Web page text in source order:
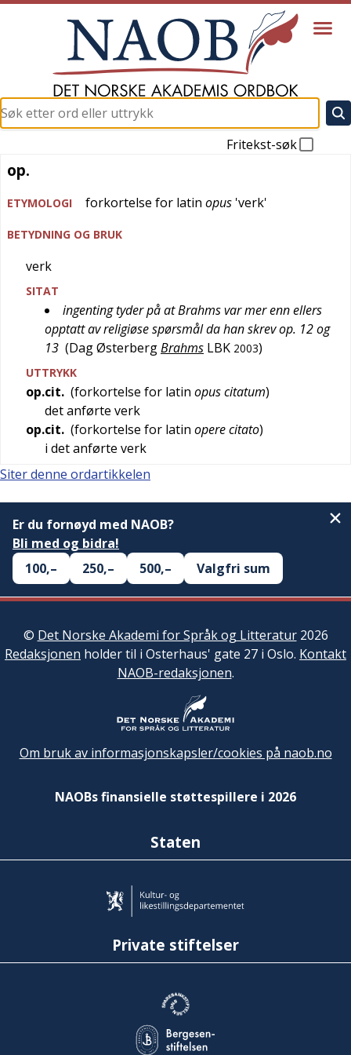
Fritekst-søk
op.
op.
ETYMOLOGI forkortelse for latin opus 'verk'
BETYDNING OG BRUK
verk
SITAT
ingenting tyder på at Brahms var mer enn ellers
opptatt av religiøse spørsmål da han skrev op. 12 og
13 (Dag ØsterbergBrahms LBK 2003)
UTTRYKK
op.cit. (forkortelse for latin opus citatum)
det anførte verk
op.cit. (forkortelse for latin opere citato)
i det anførte verk
Siter denne ordartikkelen
Er du fornøyd med NAOB?
Bli med og bidra!
100,–
250,– 500,– Valgfri sum
© Det Norske Akademi for Språk og Litteratur2026
Redaksjonen holder til i Osterhaus' gate 27 i Oslo. Kontakt
NAOB-redaksjonen.
Om bruk av informasjonskapsler/cookies på naob.no
NAOBs finansielle støttespillere i 2026
Staten
Private stiftelser